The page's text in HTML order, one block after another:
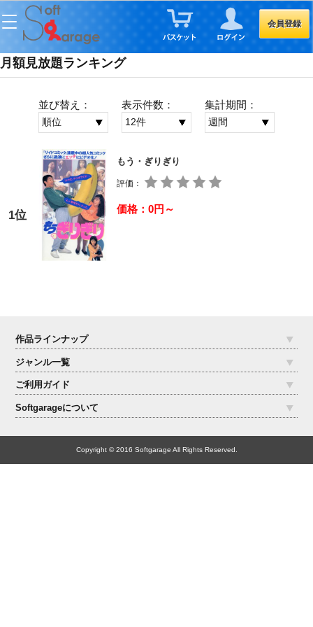
会員登録
月額見放題ランキング
並び替え： 表示件数： 集計期間：
1位
もう・ぎりぎり
評価：
価格：0円～
作品ラインナップ
ジャンル一覧
ご利用ガイド
Softgarageについて
Copyright © 2016 Softgarage All Rights Reserved.